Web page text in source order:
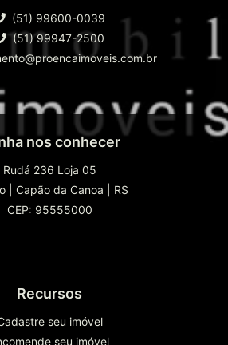
(51) 99600-0039
(51) 99947-2500
nos conhecer
Rudá 236 Loja 05
Capão da Canoa
RS
CEP: 95555000
Recursos
seu imóvel
seu imóvel